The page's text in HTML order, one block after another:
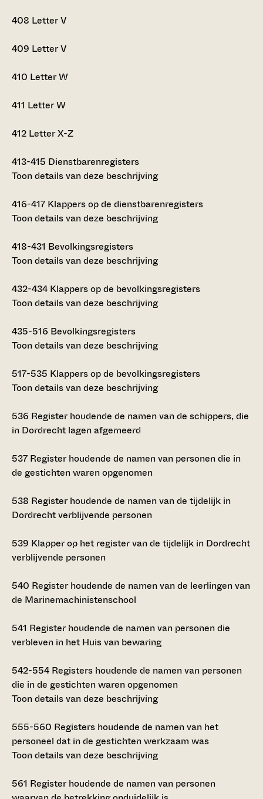
408 Letter V
409 Letter V
410 Letter W
411 Letter W
412 Letter X-Z
413-415 Dienstbarenregisters
Toon details van deze beschrijving
416-417 Klappers op de dienstbarenregisters
Toon details van deze beschrijving
418-431 Bevolkingsregisters
Toon details van deze beschrijving
432-434 Klappers op de bevolkingsregisters
Toon details van deze beschrijving
435-516 Bevolkingsregisters
Toon details van deze beschrijving
517-535 Klappers op de bevolkingsregisters
Toon details van deze beschrijving
536 Register houdende de namen van de schippers, die
in Dordrecht lagen afgemeerd
537 Register houdende de namen van personen die in
de gestichten waren opgenomen
538 Register houdende de namen van de tijdelijk in
Dordrecht verblijvende personen
539 Klapper op het register van de tijdelijk in Dordrecht
verblijvende personen
540 Register houdende de namen van de leerlingen van
de Marinemachinistenschool
541 Register houdende de namen van personen die
verbleven in het Huis van bewaring
542-554 Registers houdende de namen van personen
die in de gestichten waren opgenomen
Toon details van deze beschrijving
555-560 Registers houdende de namen van het
personeel dat in de gestichten werkzaam was
Toon details van deze beschrijving
561 Register houdende de namen van personen